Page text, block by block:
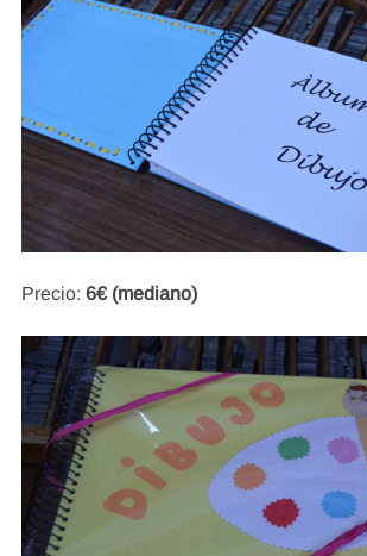
Precio: 6€ (mediano)